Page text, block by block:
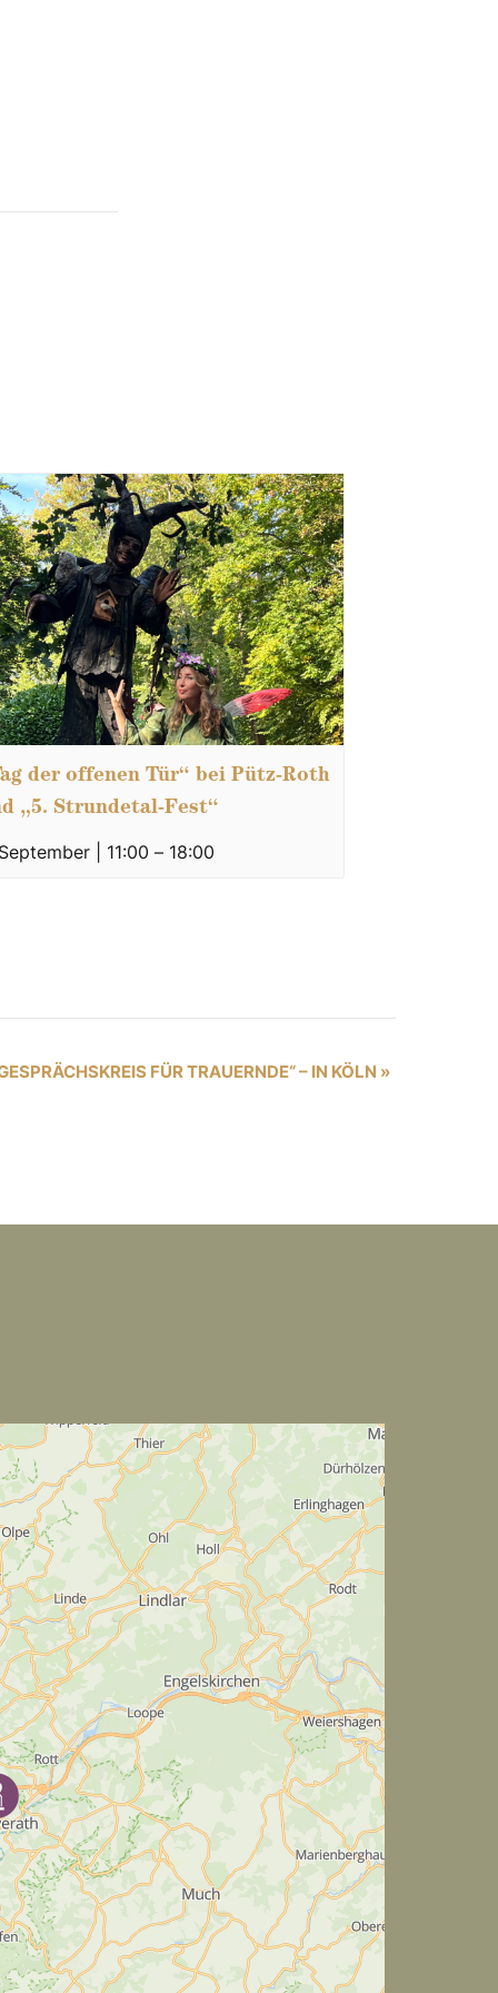
der offenen Tür“ bei Pütz-Roth
„5. Strundetal-Fest“
| 11:00 – 18:00
FÜR TRAUERNDE“ – IN KÖLN »